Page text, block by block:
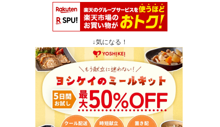
↓気になる！